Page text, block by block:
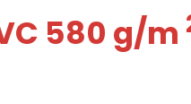
580 g/m